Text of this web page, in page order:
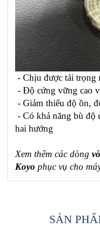
- Chịu được tải trọng
- Độ cứng vững cao
- Giảm thiểu độ ồn,
- Có khả năng bù độ
hai hướng
Xem thêm các dòng
Koyo phục vụ cho
SẢN